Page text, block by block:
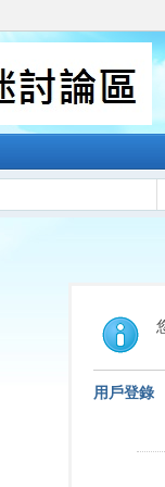
用戶登錄